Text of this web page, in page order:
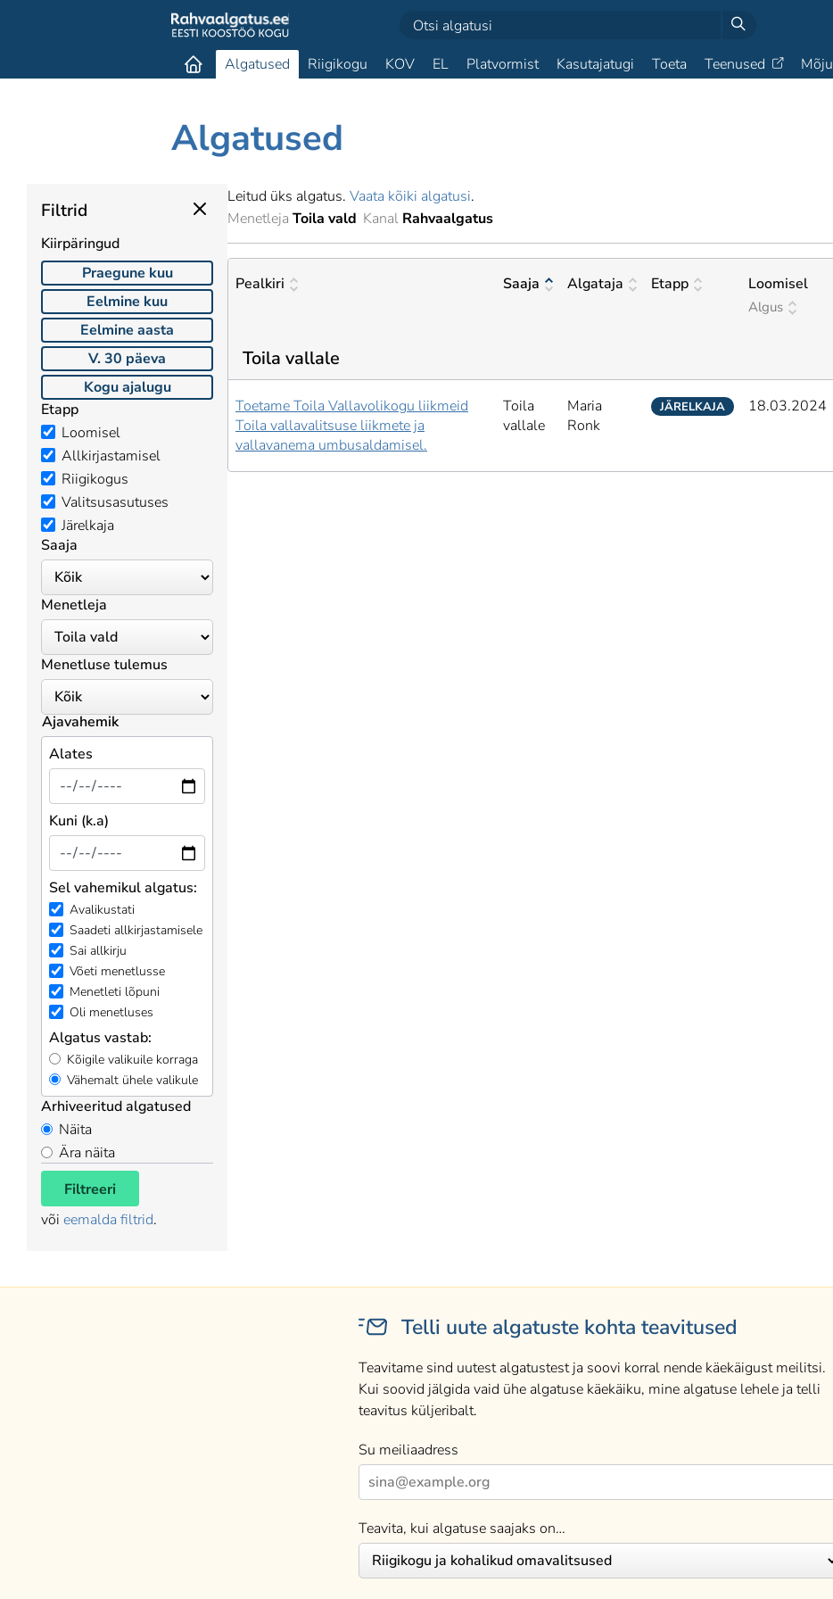
Algatused Riigikogu KOV EL Platvormist Kasutajatugi Toeta Teenused Mõju
Algatused
Filtrid
Kiirpäringud
Praegune kuu
Eelmine kuu
Eelmine aasta
V. 30 päeva
Kogu ajalugu
Etapp
Loomisel
Allkirjastamisel
Riigikogus
Valitsusasutuses
Järelkaja
Saaja
Menetleja
Menetluse tulemus
Ajavahemik
Alates
Kuni (k.a)
Sel vahemikul algatus:
Avalikustati
Saadeti allkirjastamisele
Sai allkirju
Võeti menetlusse
Menetleti lõpuni
Oli menetluses
Algatus vastab:
Kõigile valikuile korraga
Vähemalt ühele valikule
Arhiveeritud algatused
Näita
Ära näita
Filtreeri
või eemalda filtrid.
Leitud üks algatus. Vaata kõiki algatusi.
Menetleja Toila vald Kanal Rahvaalgatus
Pealkiri Saaja Algataja Etapp Loomisel
Algus
Toila vallale
Toetame Toila Vallavolikogu liikmeid
Toila vallavalitsuse liikmete ja
vallavanema umbusaldamisel.
Toila
vallale
Maria
Ronk
JÄRELKAJA 18.03.2024
Telli uute algatuste kohta teavitused
Teavitame sind uutest algatustest ja soovi korral nende käekäigust meilitsi.
Kui soovid jälgida vaid ühe algatuse käekäiku, mine algatuse lehele ja telli
teavitus küljeribalt.
Su meiliaadress
Teavita, kui algatuse saajaks on…